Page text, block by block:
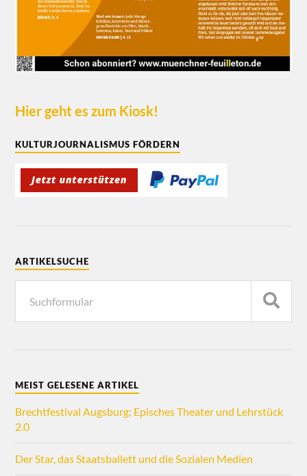
Hier geht es zum Kiosk!
KULTURJOURNALISMUS FÖRDERN
ARTIKELSUCHE
MEIST GELESENE ARTIKEL
Brechtfestival Augsburg: Episches Theater und Lehrstück
2.0
Der Star, das Staatsballett und die Sozialen Medien